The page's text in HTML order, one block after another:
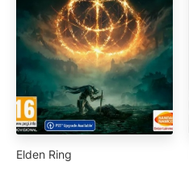
Elden Ring